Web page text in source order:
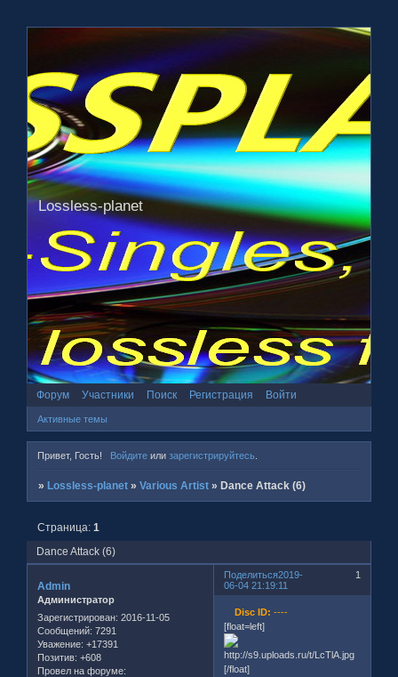
Lossless-planet
Форум Участники Поиск Регистрация Войти
Активные темы
Привет, Гость! Войдитеили зарегистрируйтесь.
» Lossless-planet »Various Artist » Dance Attack (6)
Dance Attack (6)
Страница:1
Поделиться 1
2019-
06-04 21:19:11
Admin
Администратор
Зарегистрирован: 2016-11-05
Сообщений: 7291
Уважение: +17391
Позитив: +608
Провел на форуме:
Disc ID: ----
[float=left]
[/float]